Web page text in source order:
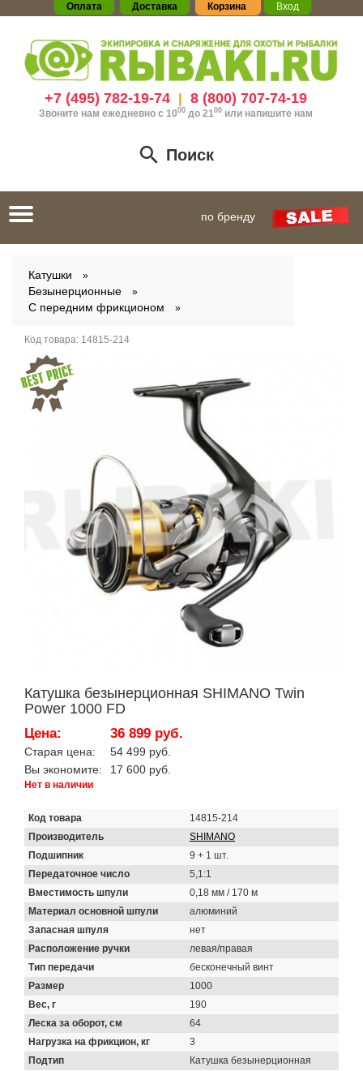
Оплата Доставка Корзина Вход
+7 (495) 782-19-74| 8 (800) 707-74-19
Звоните нам ежедневно с 1000до 21 00 или напишите нам
Поиск
Toggle
navigation
по бренду
Катушки
Безынерционные
С передним фрикционом
Код товара: 14815-214
Катушка безынерционная SHIMANO Twin
Power 1000 FD
Цена: 36 899 руб.
Старая цена:
54 499 руб.
Вы экономите:
17 600 руб.
Нет в наличии
Код товара
14815-214
Производитель
SHIMANO
Подшипник
9 + 1 шт.
Передаточное число
5,1:1
Вместимость шпули
0,18 мм / 170 м
Материал основной шпули
алюминий
Запасная шпуля
нет
Расположение ручки
левая/правая
Тип передачи
бесконечный винт
Размер
1000
Вес, г
190
Леска за оборот, см
64
Нагрузка на фрикцион, кг
3
Подтип
Катушка безынерционная